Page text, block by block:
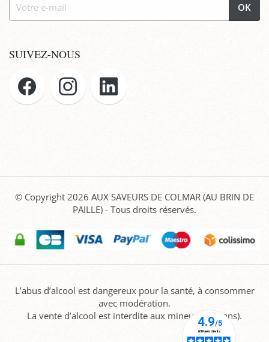
OK
SUIVEZ-NOUS
© Copyright 2026 AUX SAVEURS DE COLMAR (AU BRIN DE
PAILLE) - Tous droits réservés.
L’abus d’alcool est dangereux pour la santé, à consommer
avec modération.
La vente d’alcool est interdite aux mineurs (-18 ans).